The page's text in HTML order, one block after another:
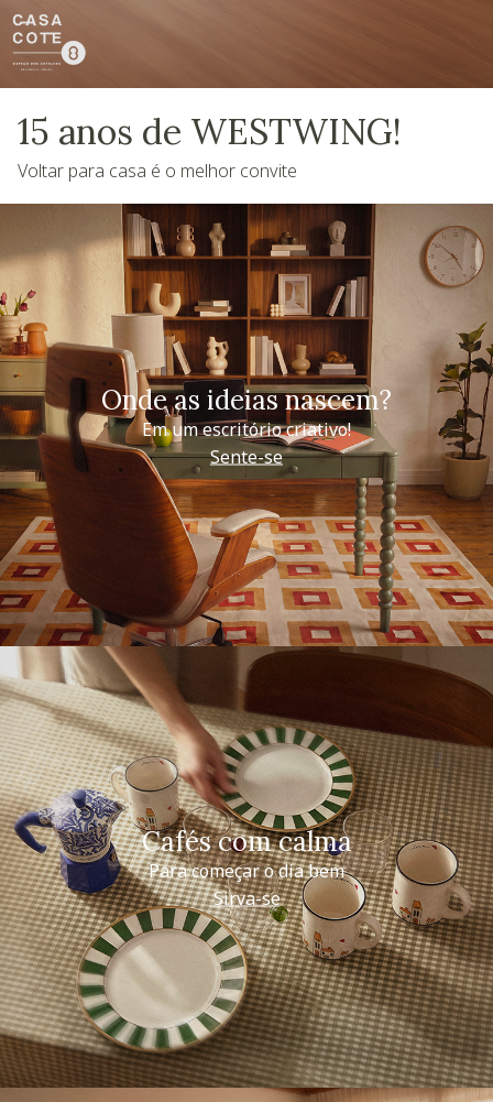
15 anos de WESTWING!
Voltar para casa é o melhor convite
Onde as ideias nascem?
Em um escritório criativo!
Sente-se
Cafés com calma
Para começar o dia bem
Sirva-se